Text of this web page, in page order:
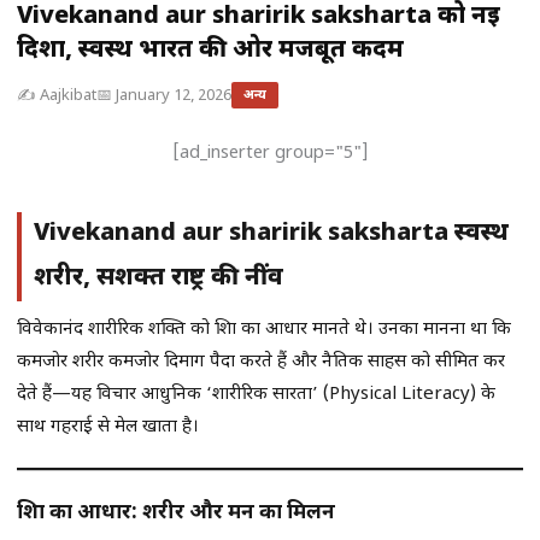
Vivekanand aur sharirik saksharta को नई
दिशा, स्वस्थ भारत की ओर मजबूत कदम
✍️ Aajkibat📅 January 12, 2026 अन्य
[ad_inserter group="5"]
Vivekanand aur sharirik saksharta स्वस्थ
शरीर, सशक्त राष्ट्र की नींव
विवेकानंद शारीरिक शक्ति को शिक्षा का आधार मानते थे। उनका मानना था कि
कमजोर शरीर कमजोर दिमाग पैदा करते हैं और नैतिक साहस को सीमित कर
देते हैं—यह विचार आधुनिक ‘शारीरिक साक्षरता’ (Physical Literacy) के
साथ गहराई से मेल खाता है।
शिक्षा का आधार: शरीर और मन का मिलन